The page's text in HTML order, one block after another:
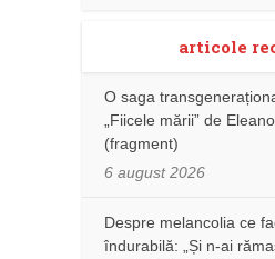
articole
O saga
„Fiicele mării” de
(fragment)
6 august 2026
Despre melancolia ce
îndurabilă: „Și n-ai